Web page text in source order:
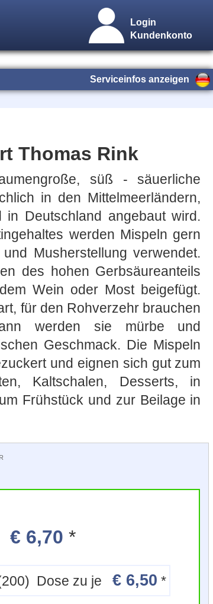
Login
Kundenkonto
Serviceinfos anzeigen
Thomas Rink
süß - säuerliche
in den Mittelmeerländern,
Deutschland angebaut wird.
werden Mispeln gern
Musherstellung verwendet.
des hohen Gerbsäureanteils
Wein oder Most beigefügt.
für den Rohverzehr brauchen
werden sie mürbe und
Geschmack. Die Mispeln
und eignen sich gut zum
Kaltschalen, Desserts, in
Frühstück und zur Beilage in
€ 6,70 *
Dose zu je € 6,50 *